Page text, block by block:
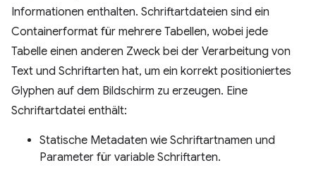
Informationen enthalten. Schriftartdateien sind ein
Containerformat für mehrere Tabellen, wobei jede
Tabelle einen anderen Zweck bei der Verarbeitung von
Text und Schriftarten hat, um ein korrekt positioniertes
Glyphen auf dem Bildschirm zu erzeugen. Eine
Schriftartdatei enthält:
Statische Metadaten wie Schriftartnamen und
Parameter für variable Schriftarten.